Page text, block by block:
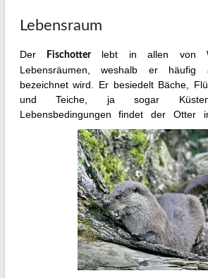
Lebensraum
Der Fischotterlebt in allen von
Lebensräumen, weshalb er häufig
bezeichnet wird. Er besiedelt Bäche,
und Teiche, ja sogar
Lebensbedingungenfindet der Otter